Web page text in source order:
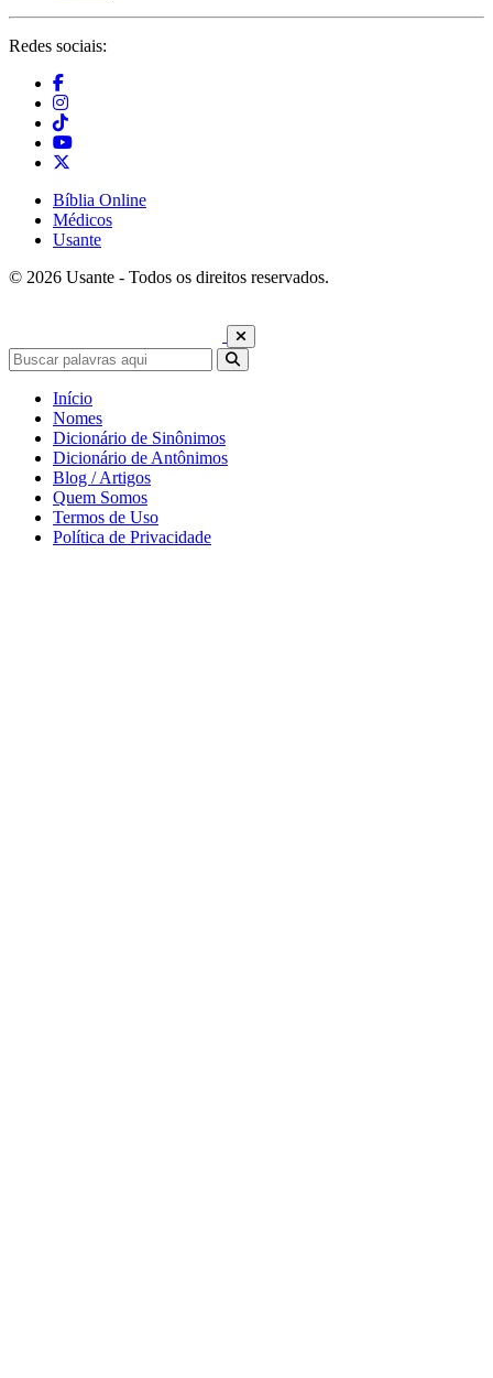
Redes sociais:
Bíblia Online
Médicos
Usante
© 2026 Usante - Todos os direitos reservados.
Início
Nomes
Dicionário de Sinônimos
Dicionário de Antônimos
Blog / Artigos
Quem Somos
Termos de Uso
Política de Privacidade